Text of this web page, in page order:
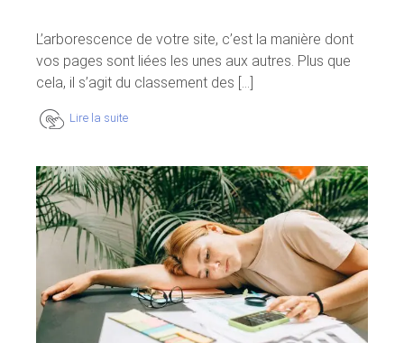
L’arborescence de votre site, c’est la manière dont
vos pages sont liées les unes aux autres. Plus que
cela, il s’agit du classement des [...]
Lire la suite